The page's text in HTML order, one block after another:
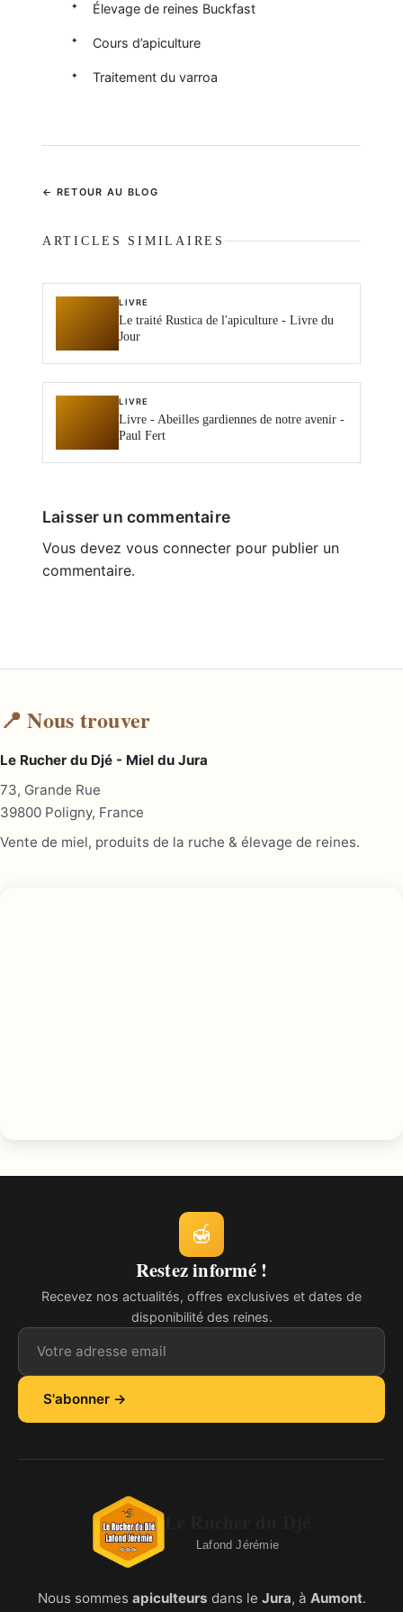
Élevage de reines Buckfast
Cours d’apiculture
Traitement du varroa
← RETOUR AU BLOG
ARTICLES SIMILAIRES
LIVRE
Le traité Rustica de l'apiculture - Livre du
Jour
LIVRE
Livre - Abeilles gardiennes de notre avenir -
Paul Fert
Laisser un commentaire
Vous devez vous connecter pour publier un
commentaire.
📍 Nous trouver
Le Rucher du Djé - Miel du Jura
73, Grande Rue
39800 Poligny, France
Vente de miel, produits de la ruche & élevage de reines.
🍯
Restez informé !
Recevez nos actualités, offres exclusives et dates de
disponibilité des reines.
Adresse email
S'abonner →
Le Rucher du Djé
Lafond Jérémie
Nous sommes apiculteurs dans le Jura, à Aumont.